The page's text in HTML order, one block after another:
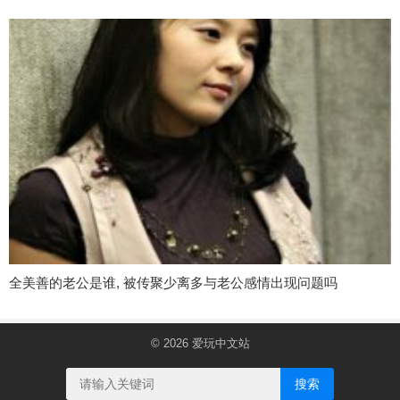
全美善的老公是谁, 被传聚少离多与老公感情出现问题吗
© 2026 爱玩中文站
搜索